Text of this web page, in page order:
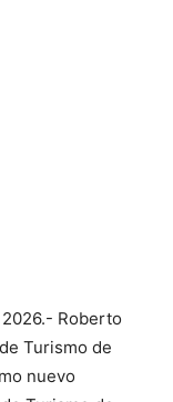
Roberto
Turismo de
nuevo